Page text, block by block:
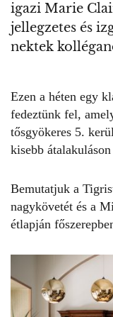
igazi Marie
jellegzetes és
nektek
Ezen a héten egy
fedeztünk fel,
tősgyökeres 5.
kisebb
Bemutatjuk a
nagykövetét és a
étlapján